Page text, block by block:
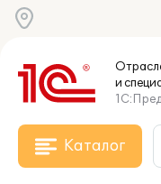
и
Каталог